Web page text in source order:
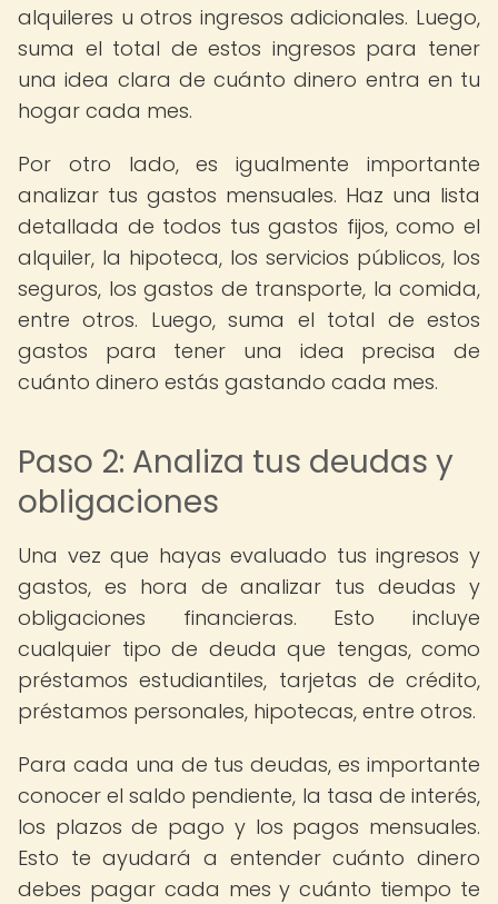
alquileres u otros ingresos adicionales. Luego,
suma el total de estos ingresos para tener
una idea clara de cuánto dinero entra en tu
hogar cada mes.
Por otro lado, es igualmente importante
analizar tus gastos mensuales. Haz una lista
detallada de todos tus gastos fijos, como el
alquiler, la hipoteca, los servicios públicos, los
seguros, los gastos de transporte, la comida,
entre otros. Luego, suma el total de estos
gastos para tener una idea precisa de
cuánto dinero estás gastando cada mes.
Paso 2: Analiza tus deudas y
obligaciones
Una vez que hayas evaluado tus ingresos y
gastos, es hora de analizar tus deudas y
obligaciones financieras. Esto incluye
cualquier tipo de deuda que tengas, como
préstamos estudiantiles, tarjetas de crédito,
préstamos personales, hipotecas, entre otros.
Para cada una de tus deudas, es importante
conocer el saldo pendiente, la tasa de interés,
los plazos de pago y los pagos mensuales.
Esto te ayudará a entender cuánto dinero
debes pagar cada mes y cuánto tiempo te